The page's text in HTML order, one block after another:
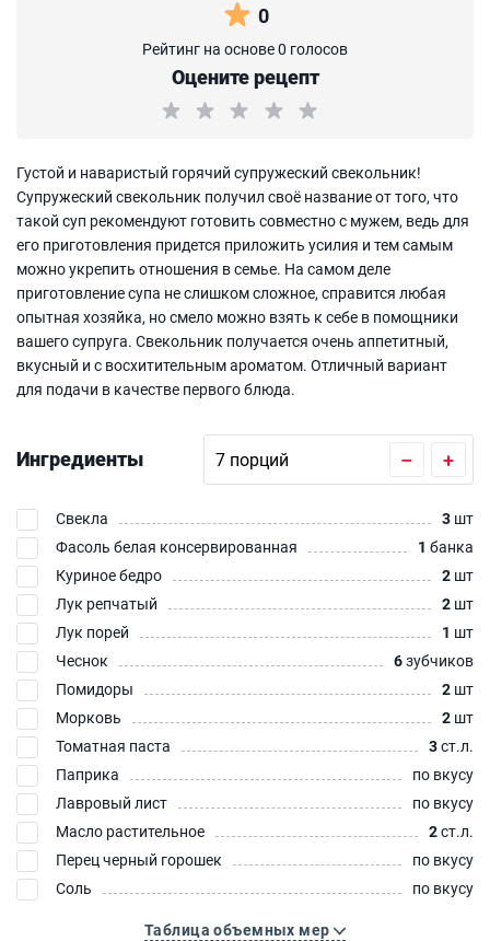
0
Рейтинг на основе 0 голосов
Оцените рецепт
Густой и наваристый горячий супружеский свекольник!
Супружеский свекольник получил своё название от того, что
такой суп рекомендуют готовить совместно с мужем, ведь для
его приготовления придется приложить усилия и тем самым
можно укрепить отношения в семье. На самом деле
приготовление супа не слишком сложное, справится любая
опытная хозяйка, но смело можно взять к себе в помощники
вашего супруга. Свекольник получается очень аппетитный,
вкусный и с восхитительным ароматом. Отличный вариант
для подачи в качестве первого блюда.
Ингредиенты – +
Свекла 3 шт
Фасоль белая консервированная
1 банка
Куриное бедро
2 шт
Лук репчатый
2 шт
Лук порей
1 шт
Чеснок
6зубчиков
Помидоры
2 шт
Морковь
2 шт
Томатная паста
3ст.л.
Паприка
по вкусу
Лавровый лист
по вкусу
Масло растительное
2ст.л.
Перец черный горошек
по вкусу
Соль
по вкусу
Таблица объемных мер